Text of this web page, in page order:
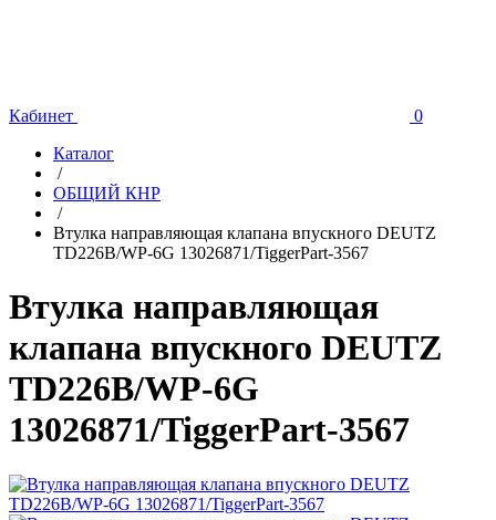
Кабинет
0
Каталог
/
ОБЩИЙ КНР
/
Втулка направляющая клапана впускного DEUTZ
TD226B/WP-6G 13026871/TiggerPart-3567
Втулка направляющая
клапана впускного DEUTZ
TD226B/WP-6G
13026871/TiggerPart-3567